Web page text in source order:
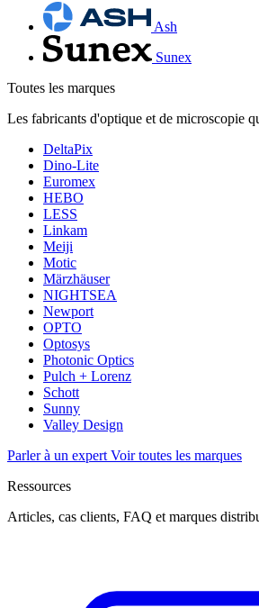
Ash
Sunex
Toutes les marques
Les fabricants d'optique et de microscopie
DeltaPix
Dino-Lite
Euromex
HEBO
LESS
Linkam
Meiji
Motic
Märzhäuser
NIGHTSEA
Newport
OPTO
Optosys
Photonic Optics
Pulch + Lorenz
Schott
Sunny
Valley Design
Parler à un expert Voir toutes les marques
Ressources
Articles, cas clients, FAQ et marques